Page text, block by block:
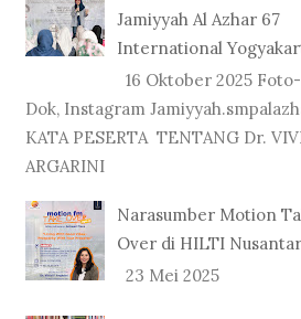
Jamiyyah Al Azhar 67
International
16 Oktober 2025
Dok, Instagram
KATA PESERTA TENTANG Dr.
ARGARINI
Narasumber Motion
Over di HILTI
23 Mei 2025